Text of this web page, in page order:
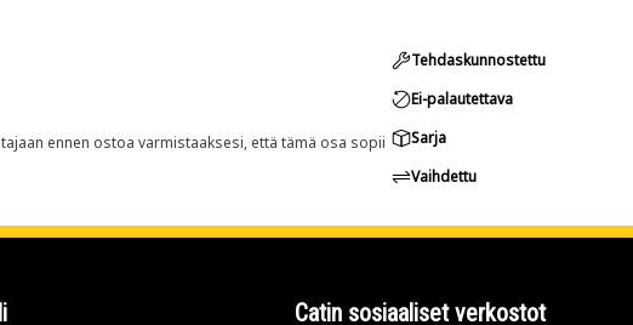
ennen ostoa varmistaaksesi, että tämä osa sopii
Tehdaskunnostettu
Ei-palautettava
Sarja
Vaihdettu
Catin sosiaaliset verkostot